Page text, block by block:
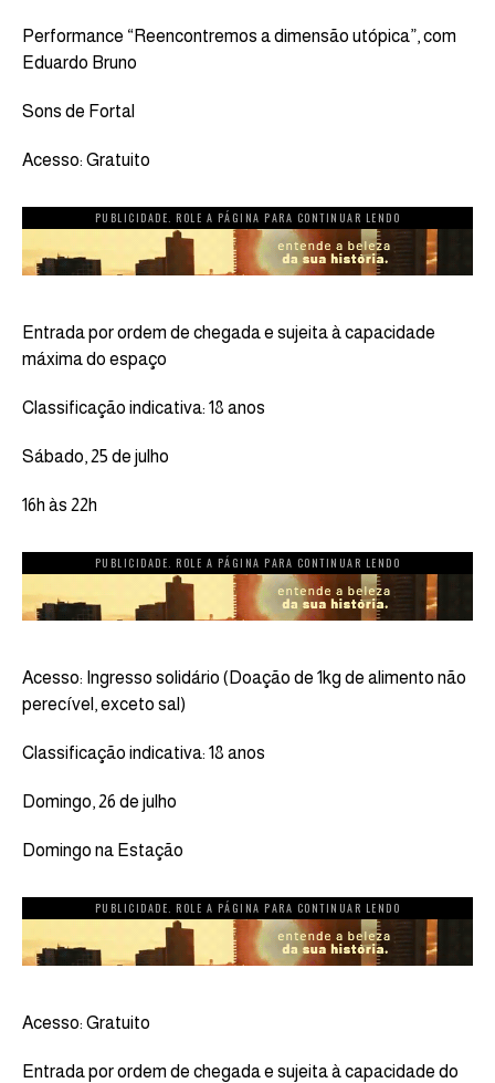
Performance “Reencontremos a dimensão utópica”, com
Eduardo Bruno
Sons de Fortal
Acesso: Gratuito
PUBLICIDADE. ROLE A PÁGINA PARA CONTINUAR LENDO
Entrada por ordem de chegada e sujeita à capacidade
máxima do espaço
Classificação indicativa: 18 anos
Sábado, 25 de julho
16h às 22h
PUBLICIDADE. ROLE A PÁGINA PARA CONTINUAR LENDO
Acesso: Ingresso solidário (Doação de 1kg de alimento não
perecível, exceto sal)
Classificação indicativa: 18 anos
Domingo, 26 de julho
Domingo na Estação
PUBLICIDADE. ROLE A PÁGINA PARA CONTINUAR LENDO
Acesso: Gratuito
Entrada por ordem de chegada e sujeita à capacidade do